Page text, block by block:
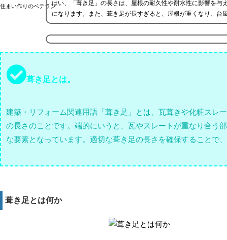
住まい作りのベテランはい、「葺き足」の長さは、屋根の耐久性や耐水性に影響を
になります。また、葺き足が長すぎると、屋根が重くなり、台
葺き足とは。
建築・リフォーム関連用語「葺き足」とは、瓦葺きや化粧スレ
の長さのことです。端的にいうと、瓦やスレートが重なり合う
な要素となっています。適切な葺き足の長さを確保することで
葺き足とは何か